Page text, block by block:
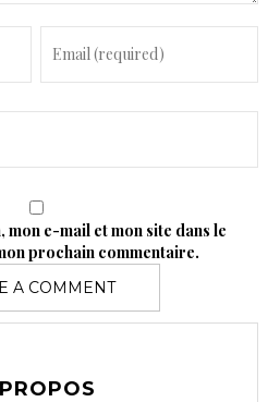
e-mail et mon site dans le
prochain commentaire.